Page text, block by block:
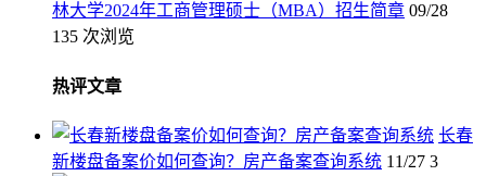
林大学2024年工商管理硕士（MBA）招生简章 09/28
135 次浏览
热评文章
长春
新楼盘备案价如何查询？房产备案查询系统 11/27 3